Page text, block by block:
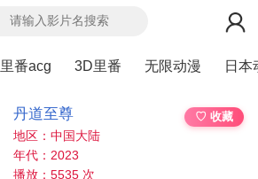
里番acg 3D里番 无限动漫 日本
丹道至尊
♡ 收藏
地区：中国大陆
年代：2023
播放：5535 次